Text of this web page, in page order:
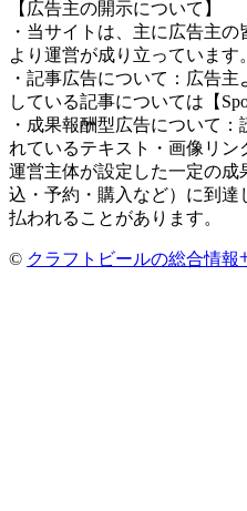
【広告主の開示について】
・当サイトは、主に広告主
より運営が成り立っています。
・記事広告について：広告
している記事については【
・成果報酬型広告について
れているテキスト・画像リ
運営主体が設定した一定の成
込・予約・購入など）に到
払われることがあります。
© クラフトビールの総合情報